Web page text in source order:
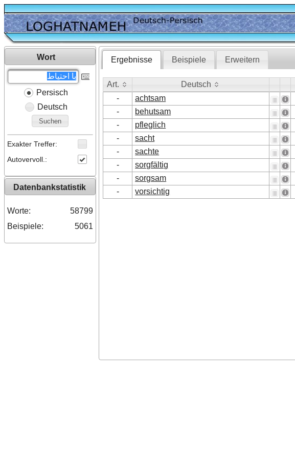
Wort
Persisch
Deutsch
Suchen
Exakter Treffer:
Autovervoll.:
Datenbankstatistik
Worte:
58799
Beispiele:
5061
Ergebnisse Beispiele Erweitern
Art. Deutsch
- achtsam
-
behutsam
-
pfleglich
-
sacht
-
sachte
-
sorgfältig
-
sorgsam
-
vorsichtig